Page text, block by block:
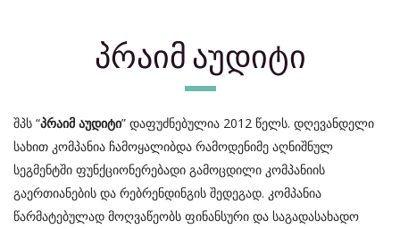
პრაიმ აუდიტი
შპს “პრაიმ აუდიტი” დაფუძნებულია 2012 წელს. დღევანდელი
სახით კომპანია ჩამოყალიბდა რამოდენიმე აღნიშნულ
სეგმენტში ფუნქციონერებადი გამოცდილი კომპანიის
გაერთიანების და რებრენდინგის შედეგად. კომპანია
წარმატებულად მოღვაწეობს ფინანსური და საგადასახადო